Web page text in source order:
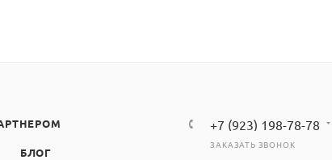
БЛОГ
+7 (923) 198-78-78
ЗАКАЗАТЬ ЗВОНОК